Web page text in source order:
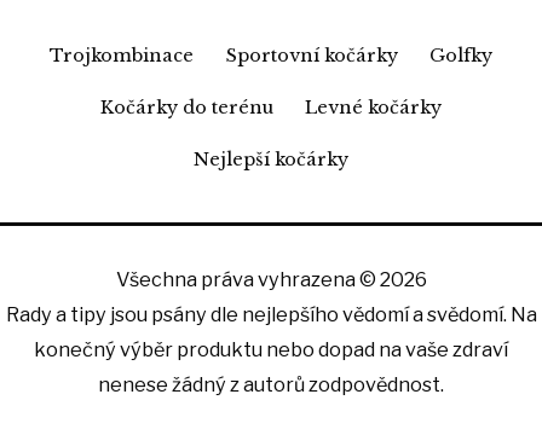
Trojkombinace Sportovní kočárky Golfky
Kočárky do terénu Levné kočárky
Nejlepší kočárky
Všechna práva vyhrazena © 2026
Rady a tipy jsou psány dle nejlepšího vědomí a svědomí. Na
konečný výběr produktu nebo dopad na vaše zdraví
nenese žádný z autorů zodpovědnost.